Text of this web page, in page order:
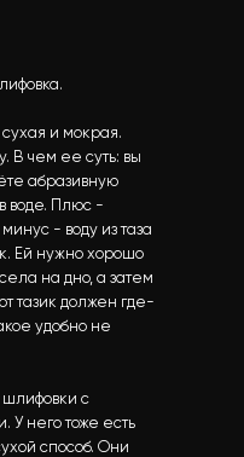
сухая и мокрая.
В чем ее суть: вы
абразивную
воде. Плюс -
- воду из таза
Ей нужно хорошо
на дно, а затем
тазик должен где-
удобно не
шлифовки с
У него тоже есть
способ. Они